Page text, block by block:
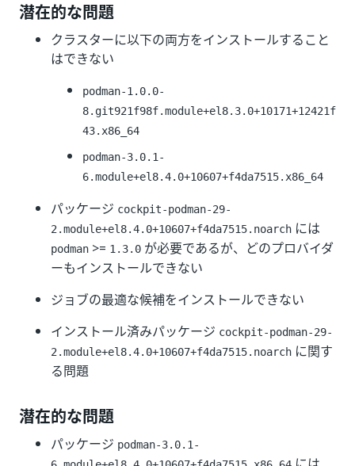
潜在的な問題
クラスターに以下の両方をインストールすること
はできない
podman-1.0.0-
8.git921f98f.module+el8.3.0+10171+12421f
43.x86_64
podman-3.0.1-
6.module+el8.4.0+10607+f4da7515.x86_64
パッケージ cockpit-podman-29-
2.module+el8.4.0+10607+f4da7515.noarch には
podman >= 1.3.0 が必要であるが、どのプロバイダ
ーもインストールできない
ジョブの最適な候補をインストールできない
インストール済みパッケージ cockpit-podman-29-
2.module+el8.4.0+10607+f4da7515.noarch に関す
る問題
潜在的な問題
パッケージ podman-3.0.1-